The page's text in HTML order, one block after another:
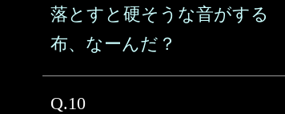
落とすと硬そうな音がする
布、なーんだ？
Q.10